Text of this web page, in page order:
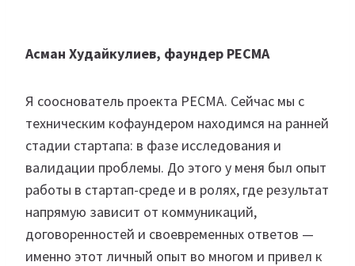
Асман Худайкулиев, фаундер PECMA
Я сооснователь проекта PECMA. Сейчас мы с
техническим кофаундером находимся на ранней
стадии стартапа: в фазе исследования и
валидации проблемы. До этого у меня был опыт
работы в стартап-среде и в ролях, где результат
напрямую зависит от коммуникаций,
договоренностей и своевременных ответов —
именно этот личный опыт во многом и привел к